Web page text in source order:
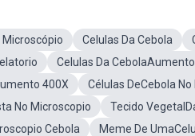
Microscópio Celulas Da Cebola
Celulas Da
400X
Células DeCebola
No Microscopio
Tecido
Cebola
Meme De